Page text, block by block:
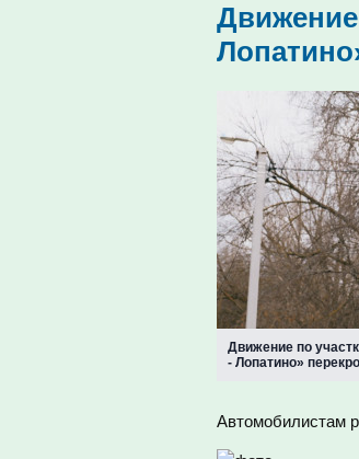
Движение по
- Лопатино»
Автомобилистам